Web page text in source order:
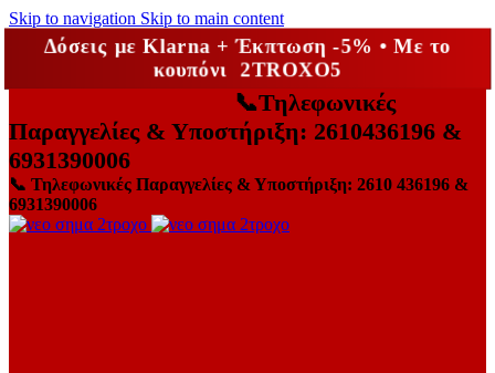
Skip to navigation Skip to main content
Δόσεις με Klarna + Έκπτωση -5% • Με το
κουπόνι 2TROXO5
📞Τηλεφωνικές
Παραγγελίες & Υποστήριξη: 2610436196 &
6931390006
📞 Τηλεφωνικές Παραγγελίες & Υποστήριξη: 2610 436196 &
6931390006